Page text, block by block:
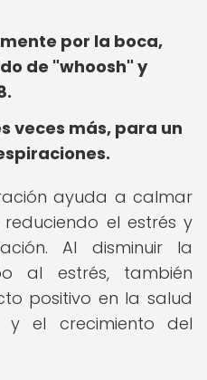
por la boca,
de "whoosh" y
veces más, para un
ayuda a calmar
el estrés y
Al disminuir la
al estrés, también
positivo en la salud
y el crecimiento del